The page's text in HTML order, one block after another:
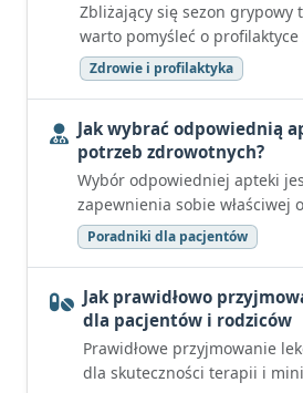
Zbliżający się sezon grypowy
warto pomyśleć o profilaktyce
Zdrowie i profilaktyka
Jak wybrać odpowiednią
potrzeb zdrowotnych?
Wybór odpowiedniej apteki
zapewnienia sobie właściwej
Poradniki dla pacjentów
Jak prawidłowo
dla pacjentów i rodziców
Prawidłowe przyjmowanie
dla skuteczności terapii i